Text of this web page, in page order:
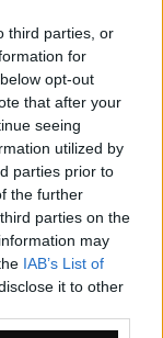
third parties, or
for
opt-out
that after your
seeing
utilized by
parties prior to
the further
parties on the
may
IAB’s List of
it to other
Süden oder von
und dann die 95er
Trailhead (GPS-
95er liegt.
Vermeiden Sie,
ein hoher Absatz,
gewinnen sie
es rechts in den
halbe Meile nach
Canyons, ist der
Wer Kraft hat, der
Arrowhead Arch